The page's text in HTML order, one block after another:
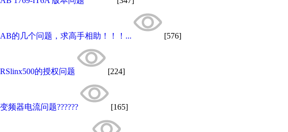
AB的几个问题，求高手相助！！！... [576]
RSlinx500的授权问题 [224]
变频器电流问题?????? [165]